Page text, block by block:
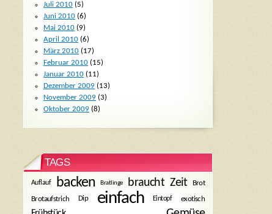
Juli 2010 (5)
Juni 2010 (6)
Mai 2010 (9)
April 2010 (6)
März 2010 (17)
Februar 2010 (15)
Januar 2010 (11)
Dezember 2009 (13)
November 2009 (3)
Oktober 2009 (8)
TAGS
Auflauf backen Bratlinge braucht Zeit
Brot
Brotaufstrich
Dip einfach Eintopf exotisch